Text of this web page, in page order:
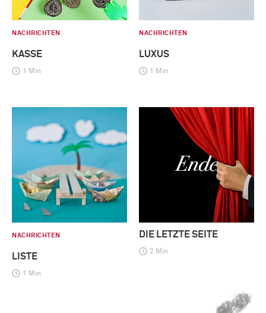
NACHRICHTEN
KASSE
1 Min
NACHRICHTEN
LUXUS
1 Min
NACHRICHTEN
LISTE
1 Min
DIE LETZTE SEITE
2 Min